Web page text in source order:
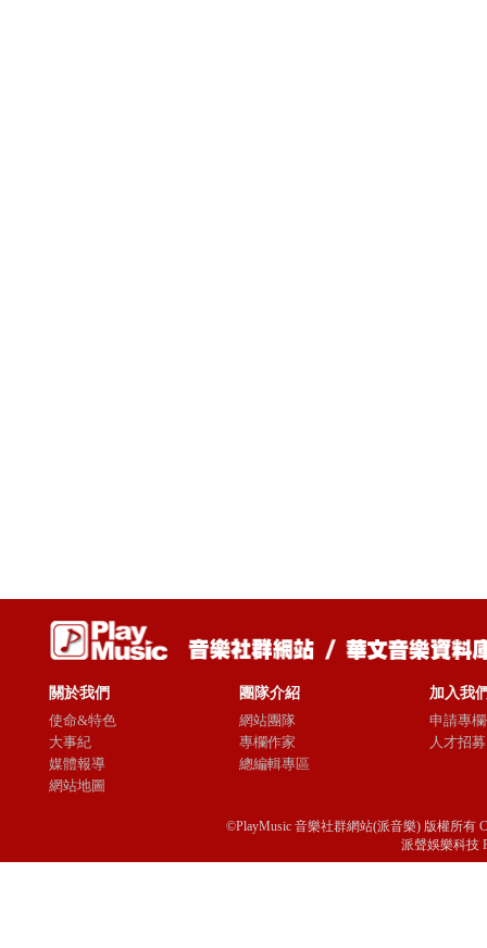
關於我們
使命&特色
大事紀
媒體報導
網站地圖
團隊介紹
網站團隊
專欄作家
總編輯專區
加入我
申請專
人才招募
©PlayMusic 音樂社群網站(派音樂) 版權所有
派聲娛樂科技